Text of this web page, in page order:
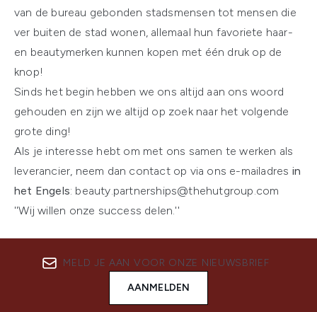
van de bureau gebonden stadsmensen tot mensen die
ver buiten de stad wonen, allemaal hun favoriete haar-
en beautymerken kunnen kopen met één druk op de
knop!
Sinds het begin hebben we ons altijd aan ons woord
gehouden en zijn we altijd op zoek naar het volgende
grote ding!
Als je interesse hebt om met ons samen te werken als
leverancier, neem dan contact op via ons e-mailadres in
het Engels: beauty.partnerships@thehutgroup.com
''Wij willen onze success delen.''
MELD JE AAN VOOR ONZE NIEUWSBRIEF
AANMELDEN